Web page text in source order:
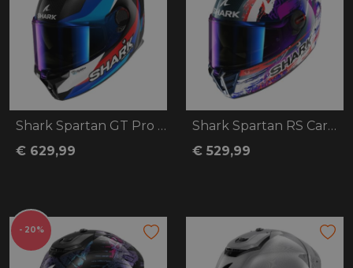
Shark Spartan GT Pro Carbon Guintoli
€ 629,99
Shark Spartan RS Carbon Zarco Signature
€ 529,99
- 20%